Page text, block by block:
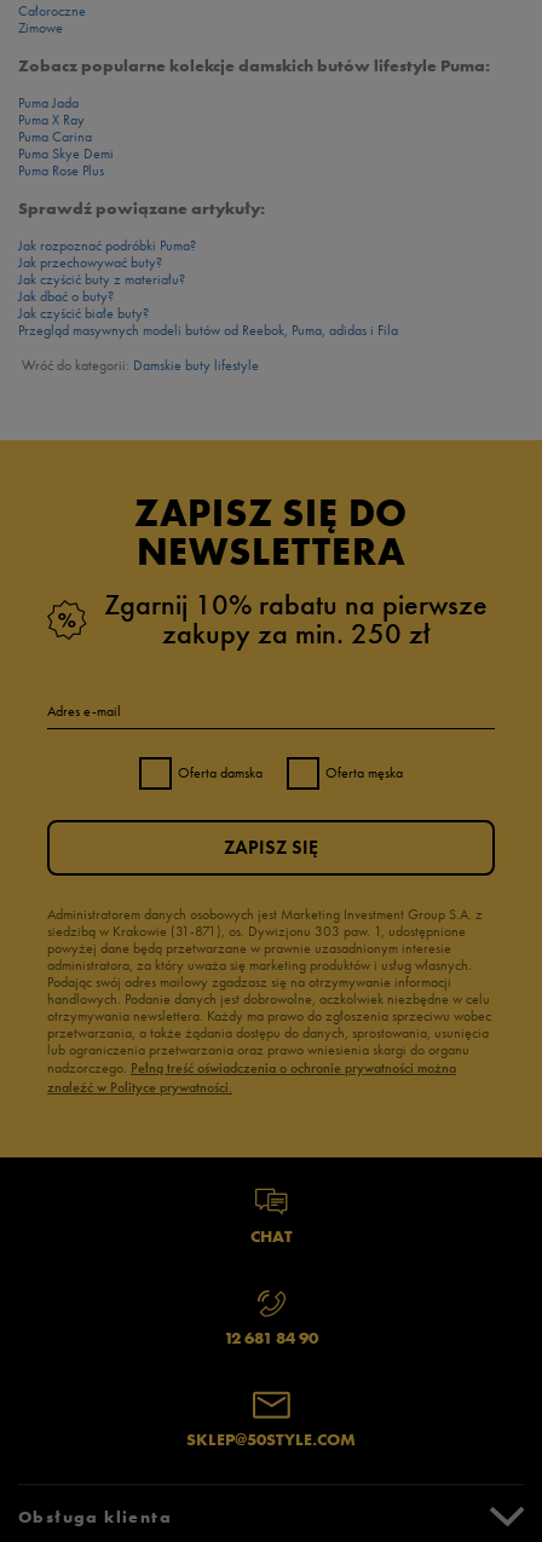
Całoroczne
Zimowe
Zobacz popularne kolekcje damskich butów lifestyle Puma:
Puma Jada
Puma X Ray
Puma Carina
Puma Skye Demi
Puma Rose Plus
Sprawdź powiązane artykuły:
Jak rozpoznać podróbki Puma?
Jak przechowywać buty?
Jak czyścić buty z materiału?
Jak dbać o buty?
Jak czyścić białe buty?
Przegląd masywnych modeli butów od Reebok, Puma, adidas i Fila
Wróć do kategorii: Damskie buty lifestyle
ZAPISZ SIĘ DO
NEWSLETTERA
Zgarnij 10% rabatu na pierwsze
zakupy za min. 250 zł
Adres e-mail
Oferta damska Oferta męska
Administratorem danych osobowych jest Marketing Investment Group S.A. z
siedzibą w Krakowie (31-871), os. Dywizjonu 303 paw. 1, udostępnione
powyżej dane będą przetwarzane w prawnie uzasadnionym interesie
administratora, za który uważa się marketing produktów i usług własnych.
Podając swój adres mailowy zgadzasz się na otrzymywanie informacji
handlowych. Podanie danych jest dobrowolne, aczkolwiek niezbędne w celu
otrzymywania newslettera. Każdy ma prawo do zgłoszenia sprzeciwu wobec
przetwarzania, a także żądania dostępu do danych, sprostowania, usunięcia
lub ograniczenia przetwarzania oraz prawo wniesienia skargi do organu
nadzorczego. Pełną treść oświadczenia o ochronie prywatności można
znaleźć w Polityce prywatności.
ZAPISZ SIĘ
CHAT
12 681 84 90
SKLEP@50STYLE.COM
Obsługa klienta